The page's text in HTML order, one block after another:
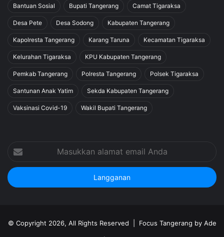
Bantuan Sosial Bupati Tangerang Camat Tigaraksa
Desa Pete Desa Sodong Kabupaten Tangerang
Kapolresta Tangerang Karang Taruna Kecamatan Tigaraksa
Kelurahan Tigaraksa KPU Kabupaten Tangerang
Pemkab Tangerang Polresta Tangerang Polsek Tigaraksa
Santunan Anak Yatim Sekda Kabupaten Tangerang
Vaksinasi Covid-19 Wakil Bupati Tangerang
Masukkan
alamat
email
Anda
© Copyright 2026, All Rights Reserved | Focus Tangerang by Ade